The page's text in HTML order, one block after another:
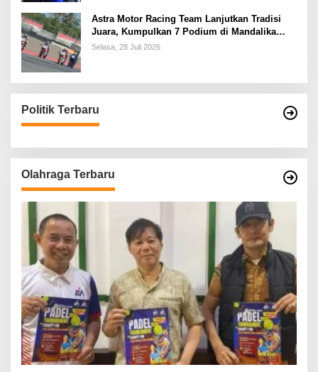
Astra Motor Racing Team Lanjutkan Tradisi
Juara, Kumpulkan 7 Podium di Mandalika
Racing Series Putaran ke 3
Selasa, 28 Juli 2026
Politik Terbaru
Olahraga Terbaru